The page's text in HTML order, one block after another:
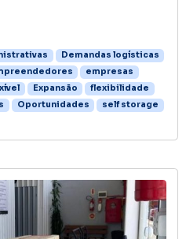
Demandas logísticas
empresas
Expansão
flexibilidade
Oportunidades
self storage